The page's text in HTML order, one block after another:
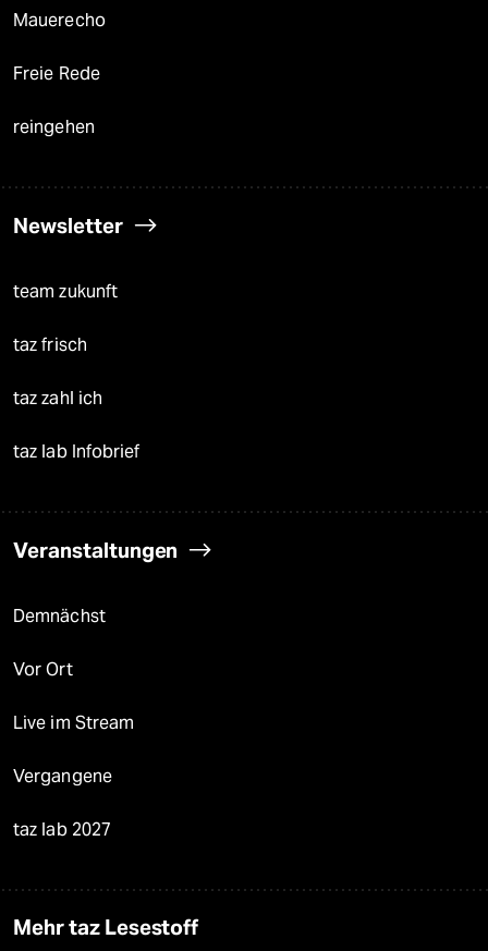
Mauerecho
Freie Rede
reingehen
Newsletter
team zukunft
taz frisch
taz zahl ich
taz lab Infobrief
Veranstaltungen
Demnächst
Vor Ort
Live im Stream
Vergangene
taz lab 2027
Mehr taz Lesestoff